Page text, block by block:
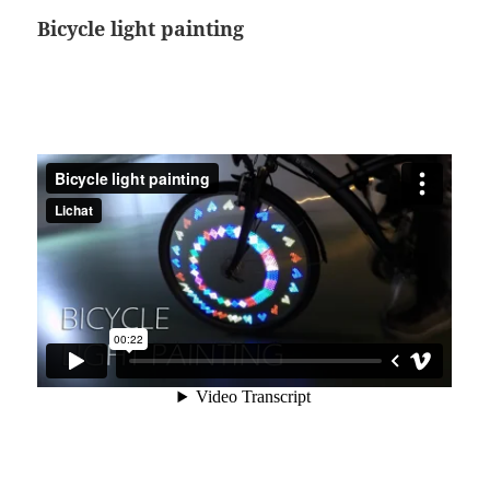
Bicycle light painting